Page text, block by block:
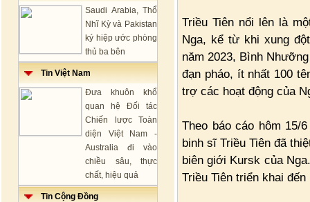
Saudi Arabia, Thổ
Nhĩ Kỳ và Pakistan
ký hiệp ước phòng
thủ ba bên
Tin Việt Nam
Đưa khuôn khổ
quan hệ Đối tác
Chiến lược Toàn
diện Việt Nam -
Australia đi vào
chiều sâu, thực
chất, hiệu quả
Tin Cộng Đồng
Triều Tiên nổi lên là
Nga, kể từ khi xung
năm 2023, Bình
đạn pháo, ít nhất 100
trợ các hoạt động của
Theo báo cáo hôm 15/
binh sĩ Triều Tiên đã
biên giới Kursk của
Triều Tiên triển khai